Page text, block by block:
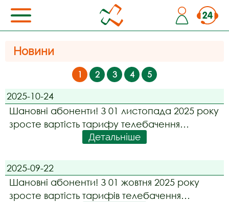
Новини
1 2 3 4 5
2025-10-24
Шановні абоненти! З 01 листопада 2025 року
зросте вартість тарифу телебачення
"SWEET.TV" на 25 грн. Абонентів, які
автоматично переведено на новий,
починаючи з дати їх розрахункового періоду,
що слідує після 01 листопада
Детальніше
2025-09-22
Шановні абоненти! З 01 жовтня 2025 року
зросте вартість тарифів телебачення